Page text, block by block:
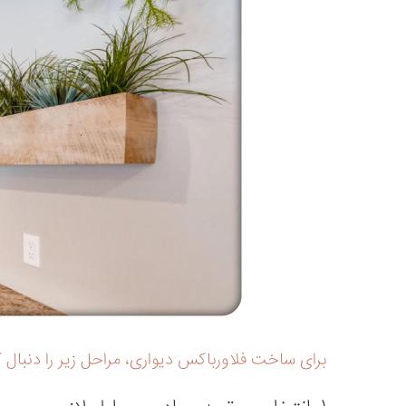
برای ساخت فلاورباکس دیواری، مراحل زیر را دنبال